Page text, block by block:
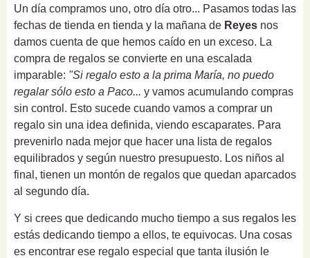
Un día compramos uno, otro día otro... Pasamos todas las
fechas de tienda en tienda y la mañana de Reyes nos
damos cuenta de que hemos caído en un exceso. La
compra de regalos se convierte en una escalada
imparable: "Si regalo esto a la prima María, no puedo
regalar sólo esto a Paco... y vamos acumulando compras
sin control. Esto sucede cuando vamos a comprar un
regalo sin una idea definida, viendo escaparates. Para
prevenirlo nada mejor que hacer una lista de regalos
equilibrados y según nuestro presupuesto. Los niños al
final, tienen un montón de regalos que quedan aparcados
al segundo día.
Y si crees que dedicando mucho tiempo a sus regalos les
estás dedicando tiempo a ellos, te equivocas. Una cosas
es encontrar ese regalo especial que tanta ilusión le